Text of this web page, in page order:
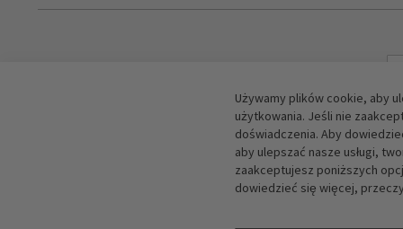
Używamy plików cookie, aby
użytkowania. Jeśli nie
doświadczenia. Aby
aby ulepszać nasze usługi,
zaakceptujesz poniższych
dowiedzieć się więcej,